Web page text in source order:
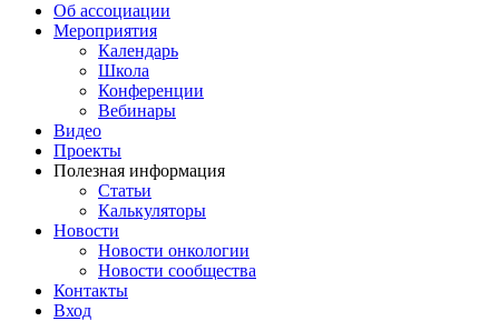
Об ассоциации
Мероприятия
Календарь
Школа
Конференции
Вебинары
Видео
Проекты
Полезная информация
Статьи
Калькуляторы
Новости
Новости онкологии
Новости сообщества
Контакты
Вход